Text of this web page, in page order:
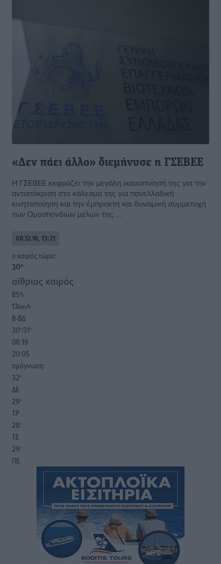
«Δεν πάει άλλο» διεμήνυσε η ΓΣΕΒΕΕ
Η ΓΣΕΒΕΕ εκφράζει την μεγάλη ικανοποίησή της για την
ανταπόκριση στο κάλεσμα της για πανελλαδική
κινητοποίηση και την έμπρακτη και δυναμική συμμετοχή
των Ομοσπονδιών μελών της ...
08.12.16, 13:21
o καιρός τώρα:
30°
αίθριος καιρός
85%
13km/h
Β-ΒΔ
30°/31°
06:19
20:05
πρόγνωση:
32°
ΔΕ
29°
ΤΡ
28°
ΤΕ
29°
ΠΕ